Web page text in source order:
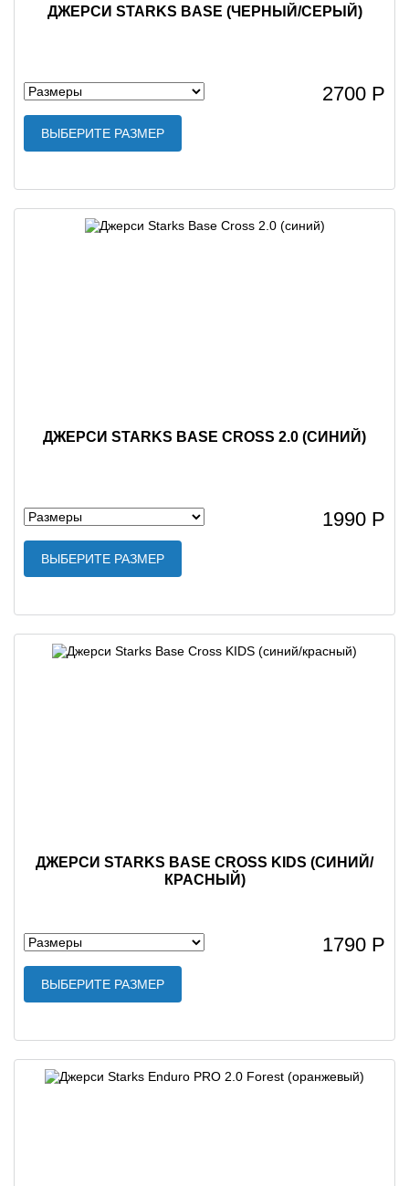
ДЖЕРСИ STARKS BASE (ЧЕРНЫЙ/СЕРЫЙ)
2700 Р
ВЫБЕРИТЕ РАЗМЕР
ДЖЕРСИ STARKS BASE CROSS 2.0 (СИНИЙ)
1990 Р
ВЫБЕРИТЕ РАЗМЕР
ДЖЕРСИ STARKS BASE CROSS KIDS (СИНИЙ/
КРАСНЫЙ)
1790 Р
ВЫБЕРИТЕ РАЗМЕР